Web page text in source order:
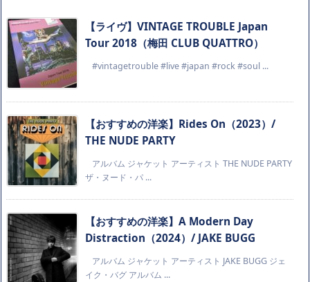
【ライヴ】VINTAGE TROUBLE Japan
Tour 2018（梅田 CLUB QUATTRO）
#vintagetrouble #live #japan #rock #soul ...
【おすすめの洋楽】Rides On（2023）/
THE NUDE PARTY
アルバム ジャケット アーティスト THE NUDE PARTY
ザ・ヌード・パ ...
【おすすめの洋楽】A Modern Day
Distraction（2024）/ JAKE BUGG
アルバム ジャケット アーティスト JAKE BUGG ジェ
イク・バグ アルバム ...